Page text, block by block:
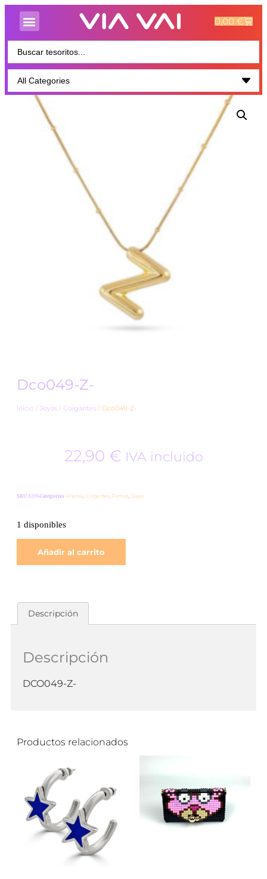
0,00€
Dco049-Z-
Inicio / Joyas / Colgantes / Dco049-Z-
22,90 € IVA incluido
SKU 8204Categories Anartxy, Colgantes, Firmas, Joyas
1 disponibles
Añadir al carrito
Descripción
Descripción
DCO049-Z-
Productos relacionados